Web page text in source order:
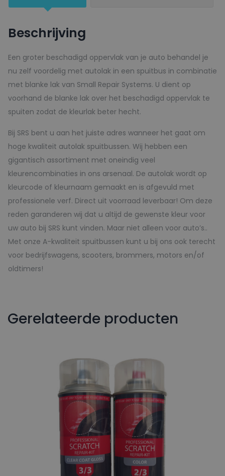
-
aantal
Beschrijving
Een groter beschadigd oppervlak van je auto behandel je
nu zelf voordelig met autolak in een spuitbus in combinatie
met blanke lak van Small Repair Systems. U dient op
voorhand de blanke lak over het beschadigd oppervlak te
spuiten zodat de kleurlak beter hecht.
Bij SRS bent u aan het juiste adres wanneer het gaat om
hoge kwaliteit autolak spuitbussen. Wij hebben een
gigantisch assortiment met oneindig veel
kleurencombinaties in ons arsenaal. De autolak wordt op
kleurcode of kleurnaam gemaakt en is afgevuld met
professionele verf. Direct uit voorraad leverbaar! Om deze
reden garanderen wij dat u altijd de gewenste kleur voor
uw auto bij SRS kunt vinden. Maar niet alleen voor auto’s..
Met onze A-kwaliteit spuitbussen kunt u bij ons ook terecht
voor bedrijfswagens, scooters, brommers, motors en/of
oldtimers!
Gerelateerde producten